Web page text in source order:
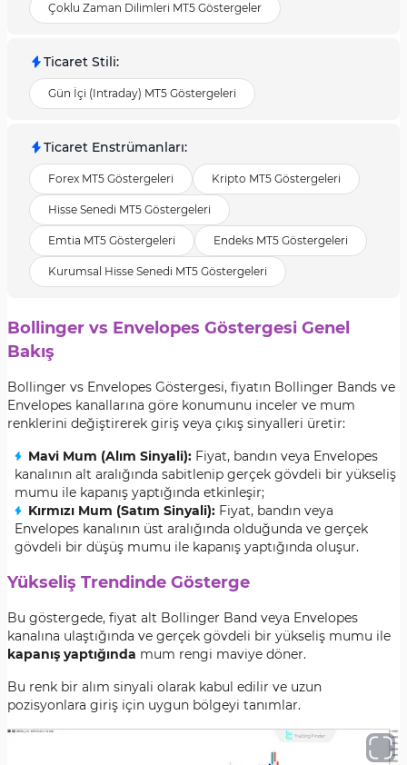
Çoklu Zaman Dilimleri MT5 Göstergeler
Ticaret Stili:
Gün İçi (Intraday) MT5 Göstergeleri
Ticaret Enstrümanları:
Forex MT5 Göstergeleri Kripto MT5 Göstergeleri
Hisse Senedi MT5 Göstergeleri
Emtia MT5 Göstergeleri Endeks MT5 Göstergeleri
Kurumsal Hisse Senedi MT5 Göstergeleri
Bollinger vs Envelopes Göstergesi Genel
Bakış
Bollinger vs Envelopes Göstergesi, fiyatın Bollinger Bands ve
Envelopes kanallarına göre konumunu inceler ve mum
renklerini değiştirerek giriş veya çıkış sinyalleri üretir:
Mavi Mum (Alım Sinyali): Fiyat, bandın veya Envelopes
kanalının alt aralığında sabitlenip gerçek gövdeli bir yükseliş
mumu ile kapanış yaptığında etkinleşir;
Kırmızı Mum (Satım Sinyali): Fiyat, bandın veya
Envelopes kanalının üst aralığında olduğunda ve gerçek
gövdeli bir düşüş mumu ile kapanış yaptığında oluşur.
Yükseliş Trendinde Gösterge
Bu göstergede, fiyat alt Bollinger Band veya Envelopes
kanalına ulaştığında ve gerçek gövdeli bir yükseliş mumu ile
kapanış yaptığında mum rengi maviye döner.
Bu renk bir alım sinyali olarak kabul edilir ve uzun
pozisyonlara giriş için uygun bölgeyi tanımlar.